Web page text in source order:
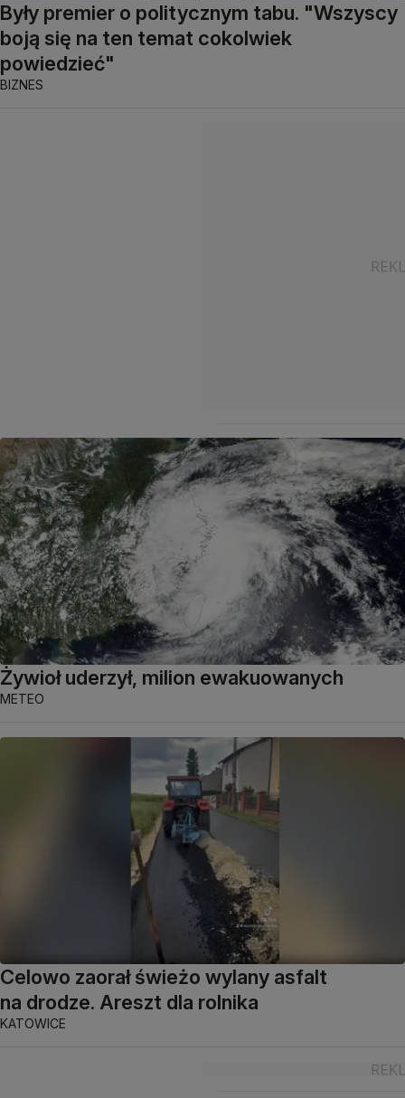
Były premier o politycznym tabu. "Wszyscy
boją się na ten temat cokolwiek
powiedzieć"
BIZNES
Żywioł uderzył, milion ewakuowanych
METEO
Celowo zaorał świeżo wylany asfalt
na drodze. Areszt dla rolnika
KATOWICE